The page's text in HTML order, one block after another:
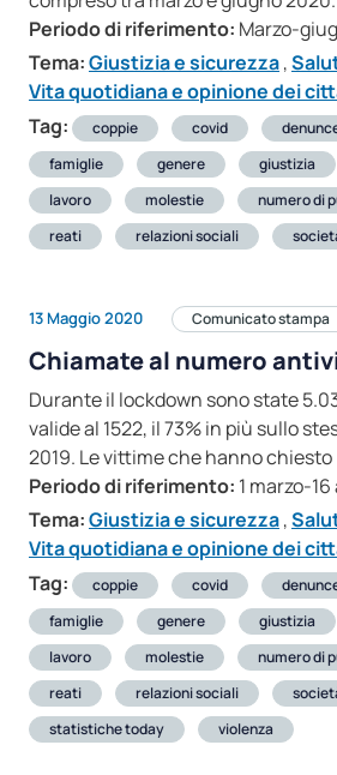
Periodo di riferimento: Marzo-
Tema:Giustizia e sicurezza,
Vita quotidiana e opinione dei
Tag:
coppie covid
famiglie
genere giustizia
lavoro
molestie
numero di
reati
relazioni sociali
13 Maggio 2020 Comunicato stampa
Chiamate al numero
Durante il lockdown sono state
valide al 1522, il 73% in più sullo
2019. Le vittime che hanno
Periodo di riferimento: 1 marzo-
Tema:Giustizia e sicurezza,
Vita quotidiana e opinione dei
Tag:
coppie covid
famiglie
genere giustizia
lavoro
molestie
numero di
reati
relazioni sociali
statistiche today
violenza